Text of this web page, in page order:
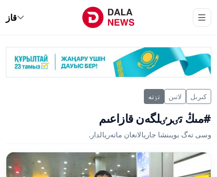
قاز
كىرىل لاتىن تٶتە
#مىڭ تٸرٸلگەن قازاعىم
وسى تەگ بويىنشا جاريالانعان ماتەريالدار.